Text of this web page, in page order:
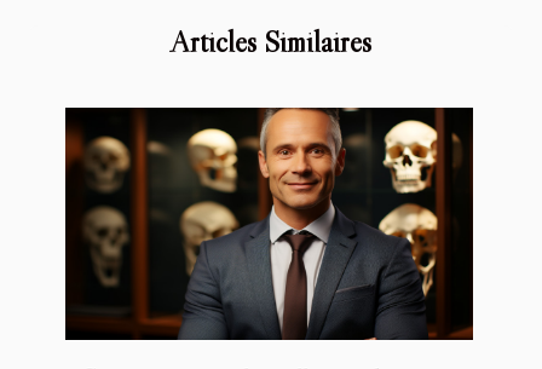
Articles Similaires